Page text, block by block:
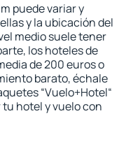
puede variar y
y la ubicación del
medio suele tener
los hoteles de
de 200 euros o
barato, échale
“Vuelo+Hotel“
hotel y vuelo con